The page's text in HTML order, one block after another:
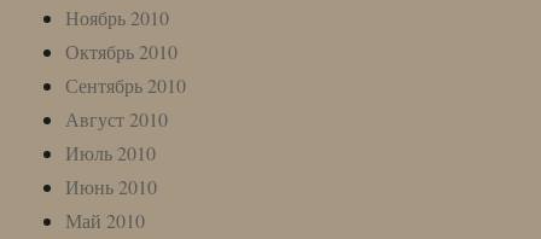
Ноябрь 2010
Октябрь 2010
Сентябрь 2010
Август 2010
Июль 2010
Июнь 2010
Май 2010